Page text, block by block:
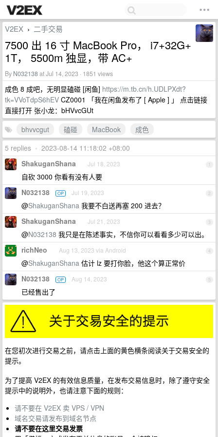
V2EX › 二手交易
7500 出 16 寸 MacBook Pro， i7+32G+
1T， 5500m 独显，带 AC+
By N032138at Jul 14, 2023 · 1851 views
成色 8 成吧，无明显磕碰 [闲鱼] https://m.tb.cn/h.UDLPXdt?
tk=VVoTdpS6hEV CZ0001 「我在闲鱼发布了 [ Apple ] 」 点击链接
直接打开 张小龙：bHVvcGUt
bhvvcgut
磕碰 MacBook
成色
5 replies • 2023-08-14 11:18:02 +08:00
1
ShakuganShana Jul 18, 2023
自砍 3000 你看有没有人要
2
N032138 OP Jul 19, 2023
@ShakuganShana 我要不白送再塞 200 进去？
3
ShakuganShana Jul 21, 2023
@N032138 我只是在陈述事实，不信你可以看看多少可以出。
4
richNeo Aug 13, 2023 via Android
@ShakuganShana 估计 lz 要打你脸，他这个算正常价
5
N032138 OP Aug 14, 2023
已经售出了
在您初次进行交易之前，请点击上面的黄色横条阅读关于交易安全的
提示。
为了提高 V2EX 的有效信息质量，在发布交易信息时，除了遵守安全
提示中的说明外，也请注意下面的规则：
请不要在 V2EX 卖 VPS / VPN
域名交易请发布到域名节点
请不要在这里交易发票